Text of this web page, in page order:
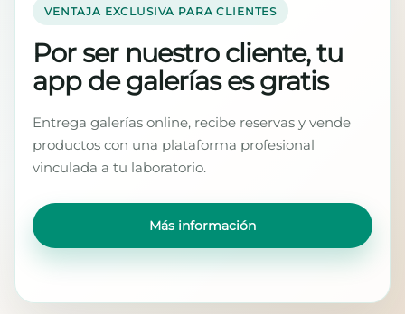
VENTAJA EXCLUSIVA PARA CLIENTES
Por ser nuestro cliente, tu
app de galerías es gratis
Entrega galerías online, recibe reservas y vende
productos con una plataforma profesional
vinculada a tu laboratorio.
Más información